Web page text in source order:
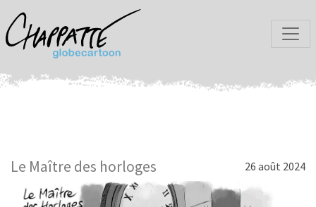
Le Maître des horloges 26 août 2024